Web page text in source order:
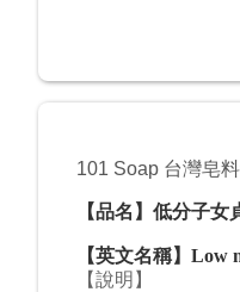
101 Soap 台灣皂料
【品名】 低分子女
【英文名稱】 Low
【說明】